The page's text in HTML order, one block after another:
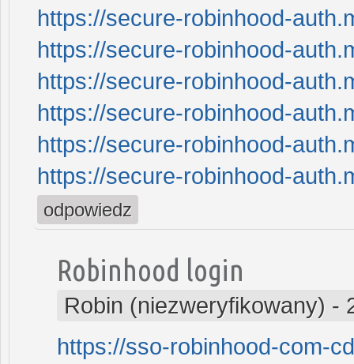
https://secure-robinhood-
https://secure-robinhood-
https://secure-robinhood-
https://secure-robinhood-
https://secure-robinhood-
https://secure-robinhood-
odpowiedz
Robinhood login
Robin (niezweryfikowany) -
https://sso-robinhood-com-